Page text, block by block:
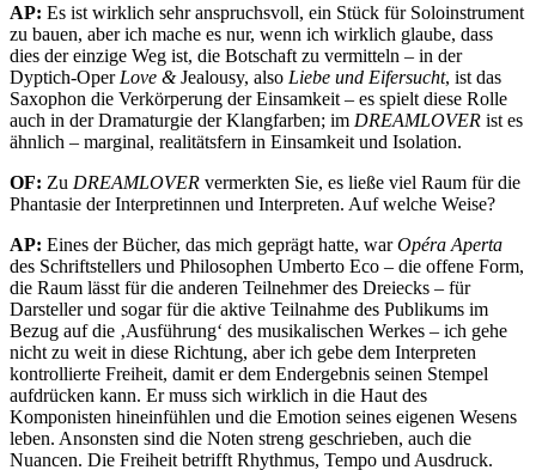
AP: Es ist wirklich sehr anspruchsvoll, ein Stück für Soloinstrument
zu bauen, aber ich mache es nur, wenn ich wirklich glaube, dass
dies der einzige Weg ist, die Botschaft zu vermitteln – in der
Dyptich-Oper Love &Jealousy, also Liebe und Eifersucht, ist das
Saxophon die Verkörperung der Einsamkeit – es spielt diese Rolle
auch in der Dramaturgie der Klangfarben; im DREAMLOVER ist es
ähnlich – marginal, realitätsfern in Einsamkeit und Isolation.
OF: Zu DREAMLOVER vermerkten Sie, es ließe viel Raum für die
Phantasie der Interpretinnen und Interpreten. Auf welche Weise?
AP: Eines der Bücher, das mich geprägt hatte, warOpéra Aperta
des Schriftstellers und Philosophen Umberto Eco – die offene Form,
die Raum lässt für die anderen Teilnehmer des Dreiecks – für
Darsteller und sogar für die aktive Teilnahme des Publikums im
Bezug auf die ‚Ausführung‘ des musikalischen Werkes – ich gehe
nicht zu weit in diese Richtung, aber ich gebe dem Interpreten
kontrollierte Freiheit, damit er dem Endergebnis seinen Stempel
aufdrücken kann. Er muss sich wirklich in die Haut des
Komponisten hineinfühlen und die Emotion seines eigenen Wesens
leben. Ansonsten sind die Noten streng geschrieben, auch die
Nuancen. Die Freiheit betrifft Rhythmus, Tempo und Ausdruck.